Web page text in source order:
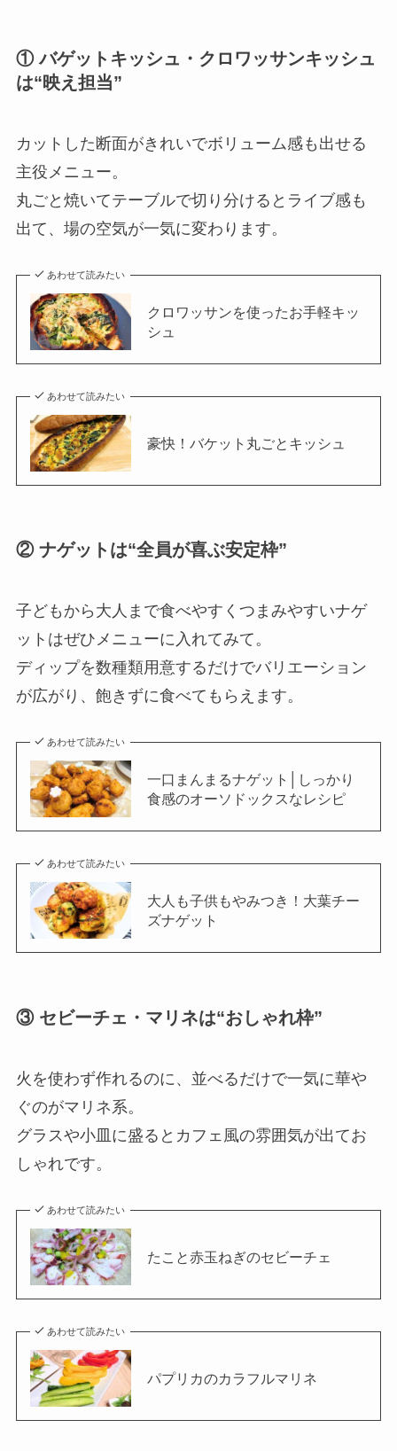
① バゲットキッシュ・クロワッサンキッシュ
は“映え担当”
カットした断面がきれいでボリューム感も出せる
主役メニュー。
丸ごと焼いてテーブルで切り分けるとライブ感も
出て、場の空気が一気に変わります。
あわせて読みたい
クロワッサンを使ったお手軽キッ
シュ
あわせて読みたい
豪快！バケット丸ごとキッシュ
② ナゲットは“全員が喜ぶ安定枠”
子どもから大人まで食べやすくつまみやすいナゲ
ットはぜひメニューに入れてみて。
ディップを数種類用意するだけでバリエーション
が広がり、飽きずに食べてもらえます。
あわせて読みたい
一口まんまるナゲット│しっかり
食感のオーソドックスなレシピ
あわせて読みたい
大人も子供もやみつき！大葉チー
ズナゲット
③ セビーチェ・マリネは“おしゃれ枠”
火を使わず作れるのに、並べるだけで一気に華や
ぐのがマリネ系。
グラスや小皿に盛るとカフェ風の雰囲気が出てお
しゃれです。
あわせて読みたい
たこと赤玉ねぎのセビーチェ
あわせて読みたい
パプリカのカラフルマリネ